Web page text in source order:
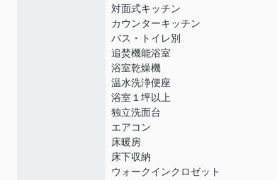
対面式キッチン
カウンターキッチン
バス・トイレ別
追焚機能浴室
浴室乾燥機
温水洗浄便座
浴室１坪以上
独立洗面台
エアコン
床暖房
床下収納
ウォークインクロゼット